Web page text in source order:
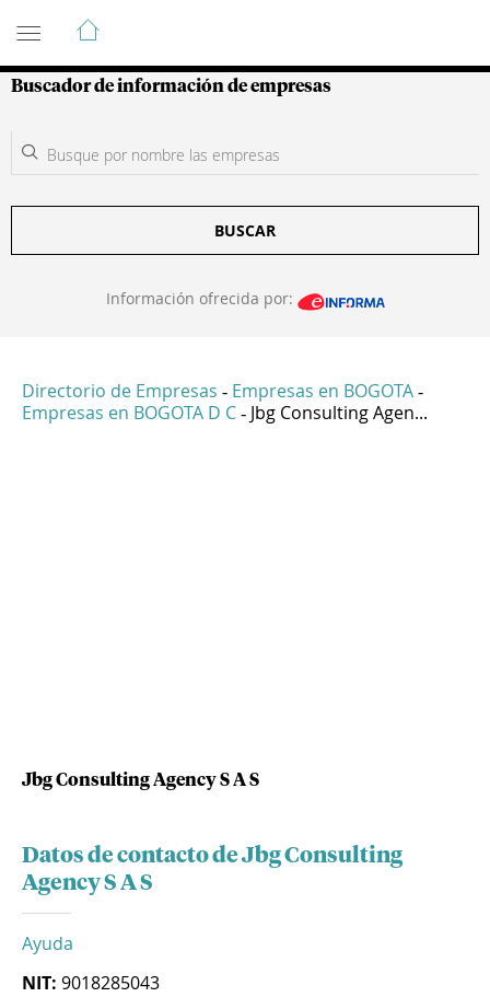
Guía de Empresas Colombianas
Buscador de información de empresas
BUSCAR
Información ofrecida por:
Directorio de Empresas - Empresas en BOGOTA -
Empresas en BOGOTA D C - Jbg Consulting Agen...
Jbg Consulting Agency S A S
Datos de contacto de Jbg Consulting
Agency S A S
Ayuda
NIT: 9018285043